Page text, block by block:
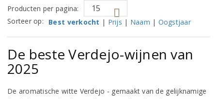
Producten per pagina:
Sorteer op:
Best verkocht | Prijs | Naam | Oogstjaar
De beste Verdejo-wijnen van
2025
De aromatische witte Verdejo - gemaakt van de gelijknamige